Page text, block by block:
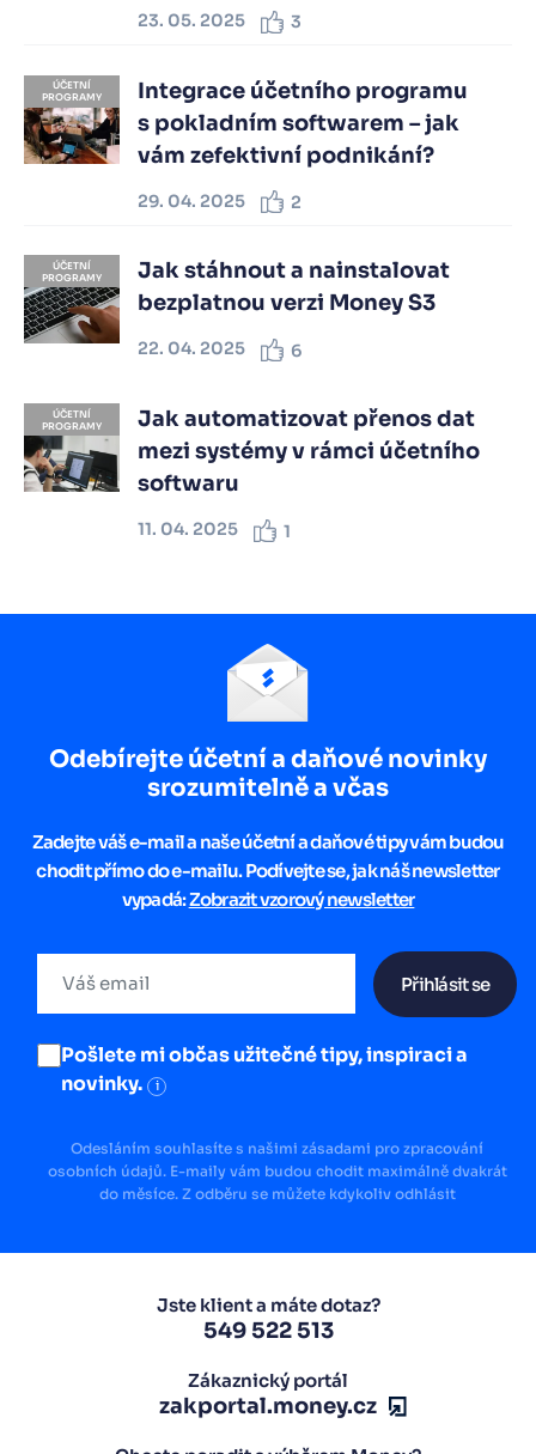
23. 05. 2025 3
ÚČETNÍ
PROGRAMY
Integrace účetního programu
s pokladním softwarem – jak
vám zefektivní podnikání?
29. 04. 2025 2
ÚČETNÍ
PROGRAMY
Jak stáhnout a nainstalovat
bezplatnou verzi Money S3
22. 04. 2025 6
ÚČETNÍ
PROGRAMY
Jak automatizovat přenos dat
mezi systémy v rámci účetního
softwaru
11. 04. 2025 1
Odebírejte účetní a daňové novinky
srozumitelně a včas
Zadejte váš e-mail a naše účetní a daňové tipy vám budou
chodit přímo do e-mailu. Podívejte se, jak náš newsletter
vypadá:Zobrazit vzorový newsletter
Přihlásit se
Pošlete mi občas užitečné tipy, inspiraci a
novinky.
i
Odesláním souhlasíte s našimi zásadami pro zpracování
osobních údajů. E-maily vám budou chodit maximálně dvakrát
do měsíce. Z odběru se můžete kdykoliv odhlásit
Jste klient a máte dotaz?
549 522 513
Zákaznický portál
zakportal.money.cz